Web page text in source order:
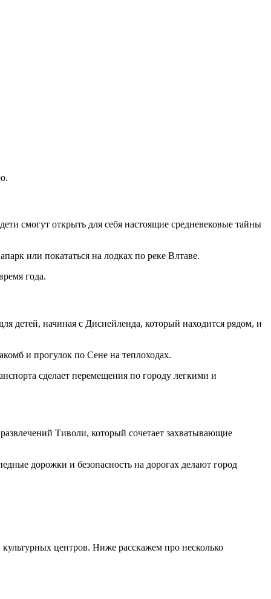
смогут открыть для себя настоящие средневековые тайны
или покататься на лодках по реке Влтаве.
года.
детей, начиная с Диснейленда, который находится рядом, и
и прогулок по Сене на теплоходах.
сделает перемещения по городу легкими и
Тиволи, который сочетает захватывающие
дорожки и безопасность на дорогах делают город
центров. Ниже расскажем про несколько